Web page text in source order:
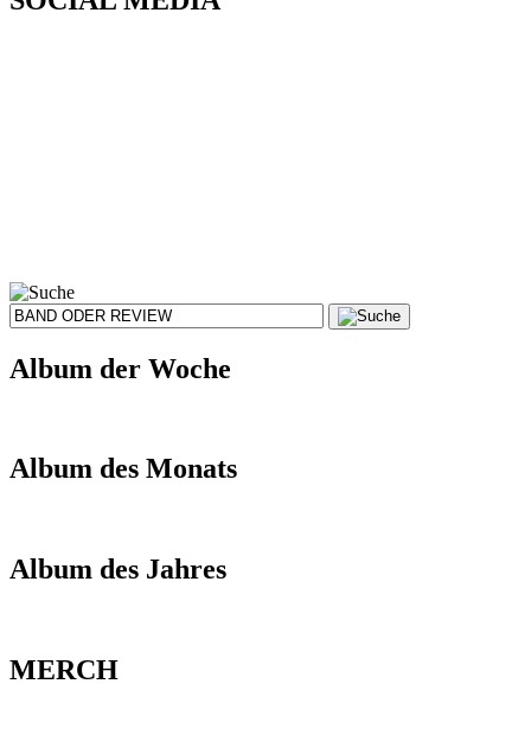
Album der Woche
Album des Monats
Album des Jahres
MERCH